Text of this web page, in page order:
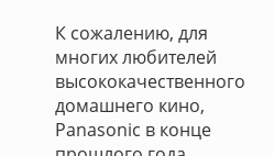
К сожалению, для
многих любителей
высококачественного
домашнего кино,
Panasonic в конце